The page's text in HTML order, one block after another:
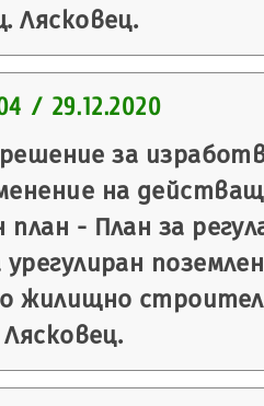
Лясковец.
/ 29.12.2020
за
на
- План за
жилищно